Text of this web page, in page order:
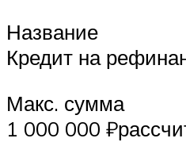
Название
Кредит на
Макс. сумма
1 000 000